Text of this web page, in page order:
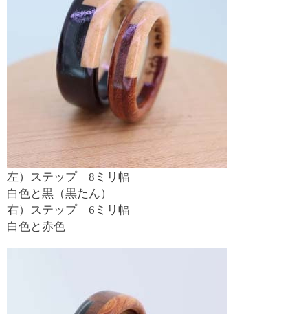
左）ステップ 8ミリ幅
白色と黒（黒たん）
右）ステップ 6ミリ幅
白色と赤色